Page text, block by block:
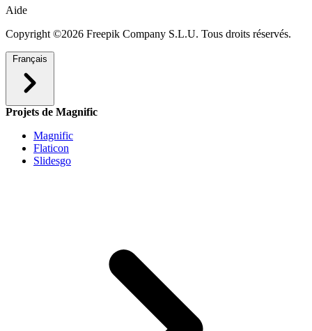
Aide
Copyright ©2026 Freepik Company S.L.U. Tous droits réservés.
Français
Projets de Magnific
Magnific
Flaticon
Slidesgo